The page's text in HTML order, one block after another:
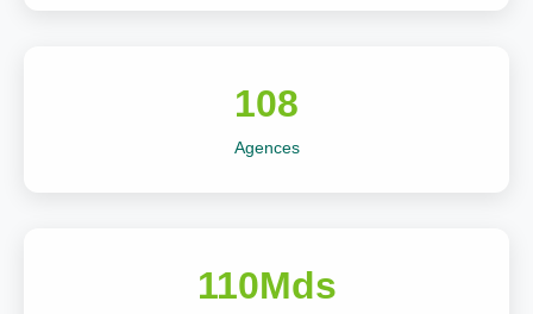
108
Agences
110Mds